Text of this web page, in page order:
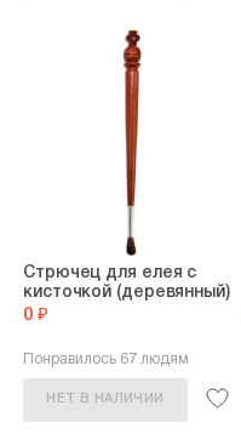
Стрючец для елея с
кисточкой (деревянный)
0 ₽
Понравилось 67 людям
НЕТ В НАЛИЧИИ